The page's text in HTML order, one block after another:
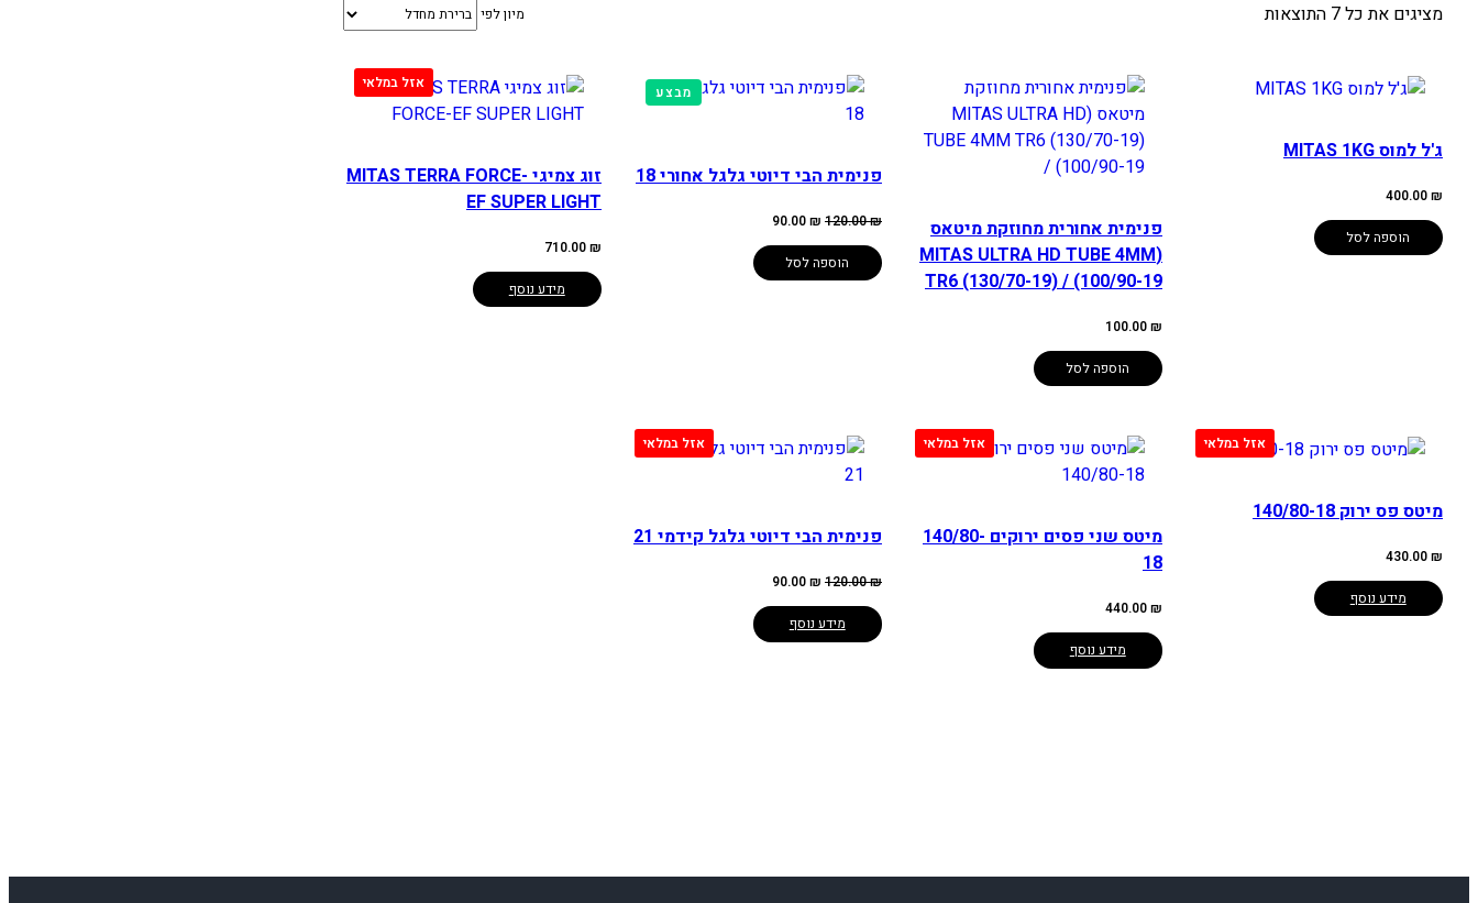
מציגים את כל ⁦7⁩ התוצאות מיון לפי
ג'ל למוס MITAS 1KG
400.00₪
הוספה לסל
פנימית אחורית מחוזקת מיטאס
(MITAS ULTRA HD TUBE 4MM
TR6 (130/70-19) / (100/90-19
100.00₪
הוספה לסל
מבצעמוצרים
במבצע
פנימית הבי דיוטי גלגל אחורי 18
120.00₪ המחיר
היה:
120.00 ₪.
90.00₪
הוא:
90.00 ₪. הוספה לסל
זוג צמיגי MITAS TERRA FORCE-
EF SUPER LIGHT
710.00₪
מידע נוסף
מיטס פס ירוק 140/80-18
430.00₪
מידע נוסף
מיטס שני פסים ירוקים 140/80-
18
440.00₪
מידע נוסף
פנימית הבי דיוטי גלגל קידמי 21
120.00₪ המחיר
היה:
120.00 ₪.
90.00₪
הוא:
90.00 ₪. מידע נוסף